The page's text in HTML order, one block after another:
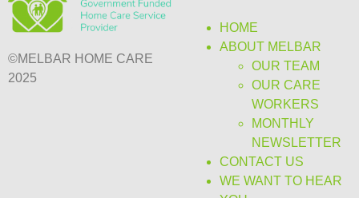
©MELBAR HOME CARE
2025
HOME
ABOUT MELBAR
OUR TEAM
OUR CARE
WORKERS
MONTHLY
NEWSLETTER
CONTACT US
WE WANT TO HEAR